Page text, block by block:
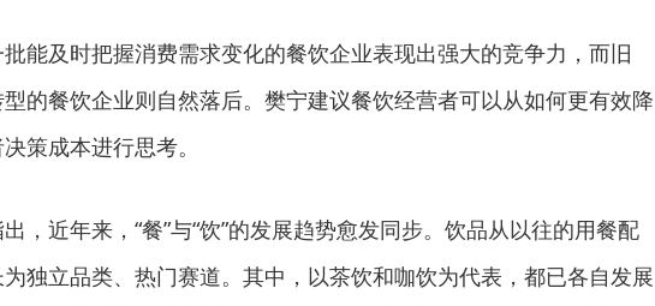
能及时把握消费需求变化的餐饮企业表现出强大的竞争力，而旧
的餐饮企业则自然落后。樊宁建议餐饮经营者可以从如何更有效降
策成本进行思考。
，近年来，“餐”与“饮”的发展趋势愈发同步。饮品从以往的用餐配
独立品类、热门赛道。其中，以茶饮和咖饮为代表，都已各自发展